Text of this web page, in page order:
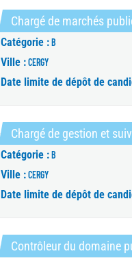
Chargé de marchés
Catégorie : B
Ville : CERGY
Date limite de dépôt de
Chargé de gestion et
Catégorie : B
Ville : CERGY
Date limite de dépôt de
Contrôleur du domaine